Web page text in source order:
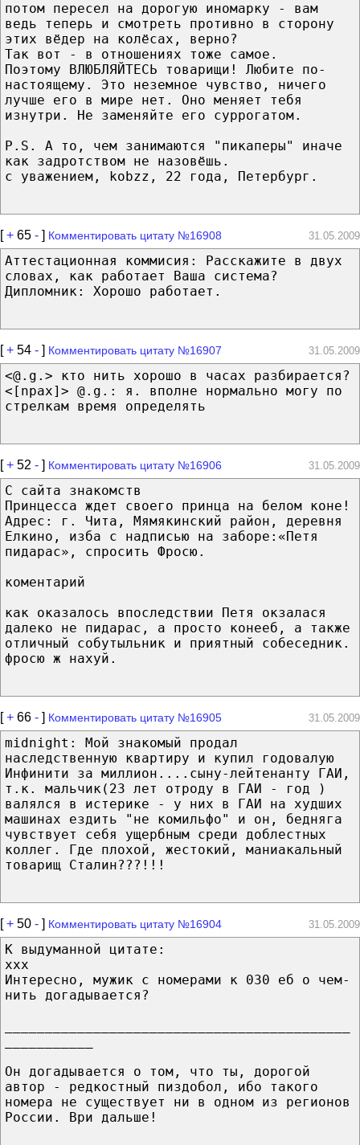
потом пересел на дорогую иномарку - вам
ведь теперь и смотреть противно в сторону
этих вёдер на колёсах, верно?
Так вот - в отношениях тоже самое.
Поэтому ВЛЮБЛЯЙТЕСЬ товарищи! Любите по-
настоящему. Это неземное чувство, ничего
лучше его в мире нет. Оно меняет тебя
изнутри. Не заменяйте его суррогатом.
P.S. А то, чем занимаются "пикаперы" иначе
как задротством не назовёшь.
с уважением, kobzz, 22 года, Петербург.
[+ 65 - ] Комментировать цитату №16908 31.05.2009
Аттестационная коммисия: Расскажите в двух
словах, как работает Ваша система?
Дипломник: Хорошо работает.
[+ 54 - ] Комментировать цитату №16907 31.05.2009
<@.g.> кто нить хорошо в часах разбирается?
<[npax]> @.g.: я. вполне нормально могу по
стрелкам время определять
[+ 52 - ] Комментировать цитату №16906 31.05.2009
С сайта знакомств
Принцесса ждет своего принца на белом коне!
Адрес: г. Чита, Мямякинский район, деревня
Елкино, изба с надписью на заборе:«Петя
пидарас», спросить Фросю.
коментарий
как оказалось впоследствии Петя окзалася
далеко не пидарас, а просто конееб, а также
отличный собутыльник и приятный собеседник.
фросю ж нахуй.
[+ 66 - ] Комментировать цитату №16905 31.05.2009
midnight: Мой знакомый продал
наследственную квартиру и купил годовалую
Инфинити за миллион....сыну-лейтенанту ГАИ,
т.к. мальчик(23 лет отроду в ГАИ - год )
валялся в истерике - у них в ГАИ на худших
машинах ездить "не комильфо" и он, бедняга
чувствует себя ущербным среди доблестных
коллег. Где плохой, жестокий, маниакальный
товарищ Сталин???!!!
[+ 50 - ] Комментировать цитату №16904 31.05.2009
К выдуманной цитате:
xxx
Интересно, мужик с номерами к 030 еб о чем-
нить догадывается?
Он догадывается о том, что ты, дорогой
автор - редкостный пиздобол, ибо такого
номера не существует ни в одном из регионов
России. Ври дальше!